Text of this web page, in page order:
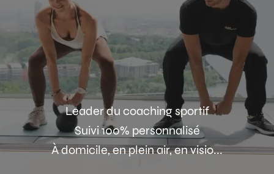
Leader du coaching sportif
Suivi 100% personnalisé
À domicile, en plein air, en visio...